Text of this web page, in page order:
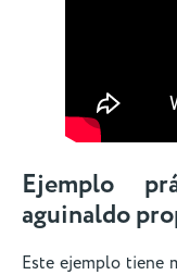
Ejemplo
aguinaldo
Este ejemplo tiene